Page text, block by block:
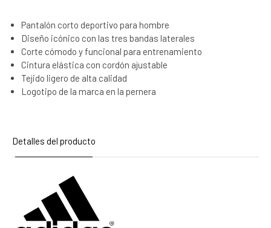
Pantalón corto deportivo para hombre
Diseño icónico con las tres bandas laterales
Corte cómodo y funcional para entrenamiento
Cintura elástica con cordón ajustable
Tejido ligero de alta calidad
Logotipo de la marca en la pernera
Detalles del producto